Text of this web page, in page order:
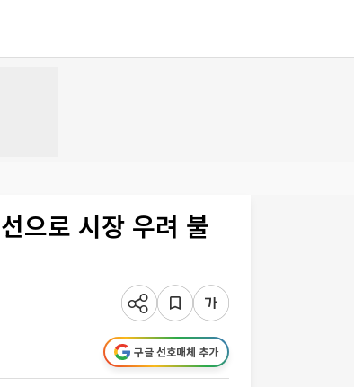
으로 시장 우려 불
구글 선호매체 추가